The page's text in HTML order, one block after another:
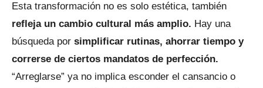
Esta transformación no es solo estética, también
refleja un cambio cultural más amplio. Hay una
búsqueda por simplificar rutinas, ahorrar tiempo y
correrse de ciertos mandatos de perfección.
“Arreglarse” ya no implica esconder el cansancio o